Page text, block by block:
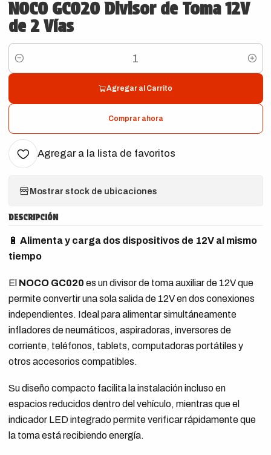
NOCO GC020 Divisor de Toma 12V
de 2 Vías
Cantidad
Agregar al Carrito
Comprar ahora
Agregar a la lista de favoritos
Mostrar stock de ubicaciones
DESCRIPCIÓN
🔋 Alimenta y carga dos dispositivos de 12V al mismo
tiempo
El NOCO GC020 es un divisor de toma auxiliar de 12V que
permite convertir una sola salida de 12V en dos conexiones
independientes. Ideal para alimentar simultáneamente
infladores de neumáticos, aspiradoras, inversores de
corriente, teléfonos, tablets, computadoras portátiles y
otros accesorios compatibles.
Su diseño compacto facilita la instalación incluso en
espacios reducidos dentro del vehículo, mientras que el
indicador LED integrado permite verificar rápidamente que
la toma está recibiendo energía.